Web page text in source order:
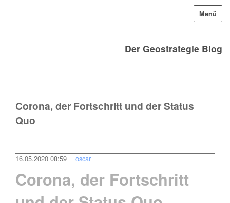
Der Geostrategie Blog
Menü
Corona, der Fortschritt und der Status
Quo
16.05.2020 08:59 oscar
Corona, der Fortschritt